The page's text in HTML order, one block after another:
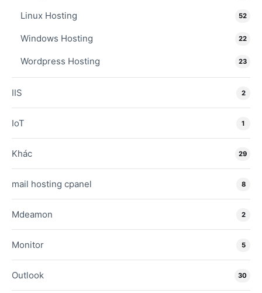
Linux Hosting 52
Windows Hosting 22
Wordpress Hosting 23
IIS 2
IoT 1
Khác 29
mail hosting cpanel 8
Mdeamon 2
Monitor 5
Outlook 30